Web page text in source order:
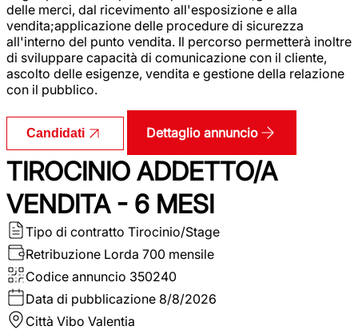
delle merci, dal ricevimento all'esposizione e alla
vendita;applicazione delle procedure di sicurezza
all'interno del punto vendita. Il percorso permetterà inoltre
di sviluppare capacità di comunicazione con il cliente,
ascolto delle esigenze, vendita e gestione della relazione
con il pubblico.
Candidati Dettaglio annuncio
TIROCINIO ADDETTO/A
VENDITA - 6 MESI
Tipo di contratto Tirocinio/Stage
Retribuzione Lorda 700 mensile
Codice annuncio 350240
Data di pubblicazione 8/8/2026
Città Vibo Valentia